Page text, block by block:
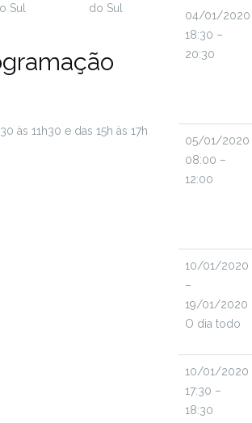
Sul
do Sul
às 11h30 e das 15h às 17h
04/01/2020
18:30 –
20:30
05/01/2020
08:00 –
12:00
10/01/2020
–
19/01/2020
O dia todo
10/01/2020
17:30 –
18:30